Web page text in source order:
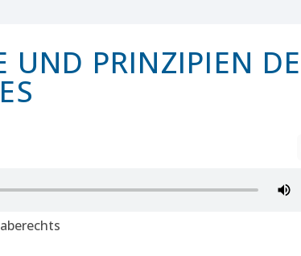
UND PRINZIPIEN